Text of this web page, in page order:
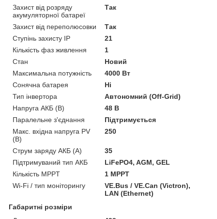
Захист від розряду
акумуляторної батареї
Так
Захист від переполюсовки
Так
Ступінь захисту IP
21
Кількість фаз живлення
1
Стан
Новий
Максимальна потужність
4000 Вт
Сонячна батарея
Ні
Тип інвертора
Автономний (Off-Grid)
Напруга АКБ (В)
48 В
Паралельне з'єднання
Підтримується
Макс. вхідна напруга PV
(В)
250
Струм заряду АКБ (А)
35
Підтримуваний тип АКБ
LiFePO4, AGM, GEL
Кількість MPPT
1 MPPT
Wi-Fi / тип моніторингу
VE.Bus / VE.Can (Victron),
LAN (Ethernet)
Габаритні розміри